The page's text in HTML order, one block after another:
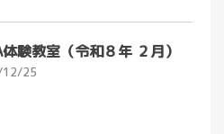
体験教室（令和８年 ２月）
25